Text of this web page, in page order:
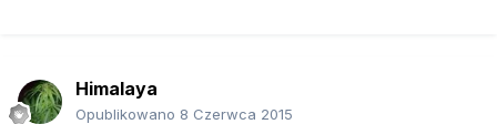
Himalaya
Opublikowano 8 Czerwca 2015